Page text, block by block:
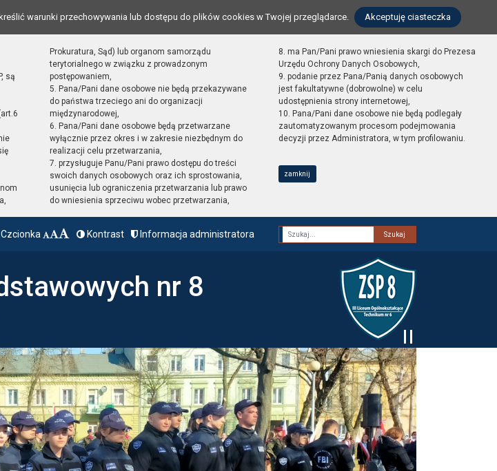
warunki przechowywania lub dostępu do plików cookies w Twojej przeglądarce. Akceptuję ciasteczka
są
Prokuratura, Sąd) lub organom samorządu
terytorialnego w związku z prowadzonym
postępowaniem,
5. Pana/Pani dane osobowe nie będą przekazywane
do państwa trzeciego ani do organizacji
międzynarodowej,
6. Pana/Pani dane osobowe będą przetwarzane
wyłącznie przez okres i w zakresie niezbędnym do
realizacji celu przetwarzania,
7. przysługuje Panu/Pani prawo dostępu do treści
swoich danych osobowych oraz ich sprostowania,
usunięcia lub ograniczenia przetwarzania lub prawo
do wniesienia sprzeciwu wobec przetwarzania,
8. ma Pan/Pani prawo wniesienia skargi do Prezesa
Urzędu Ochrony Danych Osobowych,
9. podanie przez Pana/Panią danych osobowych
jest fakultatywne (dobrowolne) w celu
udostępnienia strony internetowej,
10. Pana/Pani dane osobowe nie będą podlegały
zautomatyzowanym procesom podejmowania
decyzji przez Administratora, w tym profilowaniu.
zamknij
Czcionka Kontrast Informacja administratora
Fraza
nr 8